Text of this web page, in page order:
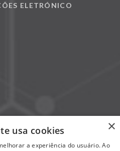
ELETRÓNICO
×
usa cookies
a experiência do usuário. Ao